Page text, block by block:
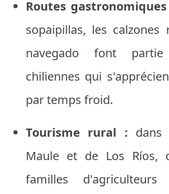
Routes
sopaipillas, les
navegado font
chiliennes qui
par temps froid.
Tourisme rural : dans
Maule et de Los Ríos,
familles